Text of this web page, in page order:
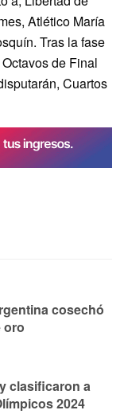
Atlético María
Tras la fase
de Final
Cuartos
cosechó
oro
clasificaron a
2024